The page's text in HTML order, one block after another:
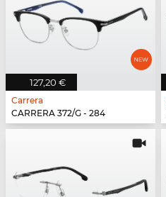
127,20 €
Carrera
CARRERA 372/G - 284